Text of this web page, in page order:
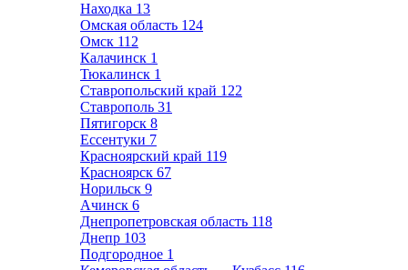
Находка 13
Омская область 124
Омск 112
Калачинск 1
Тюкалинск 1
Ставропольский край 122
Ставрополь 31
Пятигорск 8
Ессентуки 7
Красноярский край 119
Красноярск 67
Норильск 9
Ачинск 6
Днепропетровская область 118
Днепр 103
Подгородное 1